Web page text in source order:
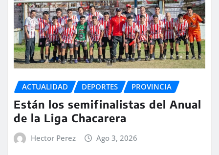
ACTUALIDAD DEPORTES PROVINCIA
Están los semifinalistas del Anual
de la Liga Chacarera
Hector Perez Ago 3, 2026